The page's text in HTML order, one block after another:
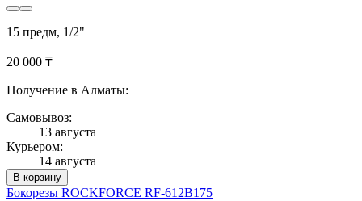
15 предм, 1/2"
20 000 ₸
Получение в Алматы:
Самовывоз:
13 августа
Курьером:
14 августа
В корзину
Бокорезы ROCKFORCE RF-612B175